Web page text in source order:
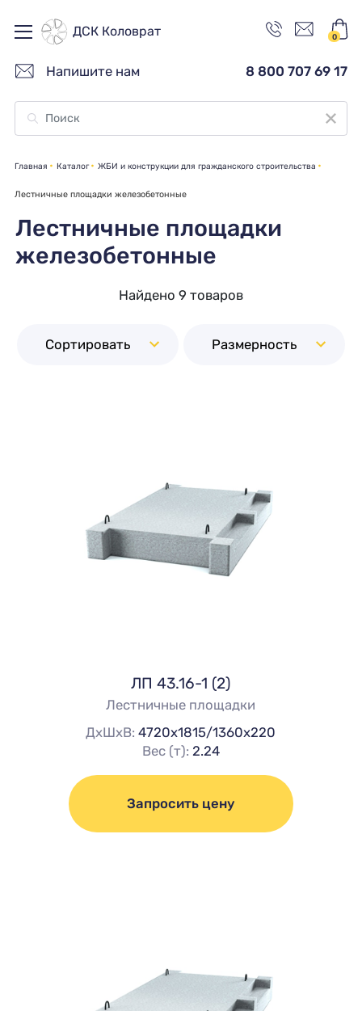
ДСК Коловрат 0
Напишите нам 8 800 707 69 17
Главная Каталог ЖБИ и конструкции для гражданского строительства
Лестничные площадки железобетонные
Лестничные площадки
железобетонные
Найдено 9 товаров
Сортировать Размерность
ЛП 43.16-1 (2)
Лестничные площадки
ДхШхВ:4720х1815/1360х220
Вес (т): 2.24
Запросить цену